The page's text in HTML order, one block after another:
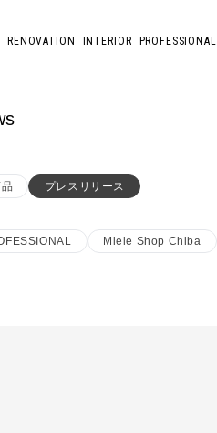
RENOVATION INTERIOR PROFESSIONAL
プレスリリース
Miele Shop Chiba